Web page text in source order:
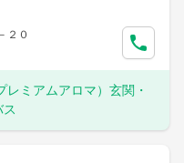
２０
ミアムアロマ）玄関・